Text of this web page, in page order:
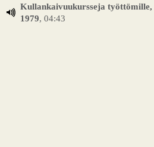
Kullankaivuukursseja työttömille,
1979, 04:43